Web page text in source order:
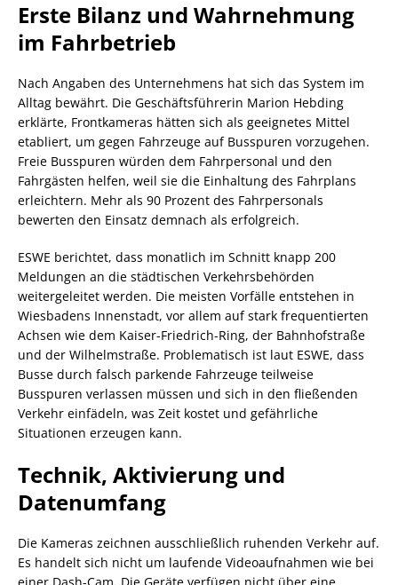
Erste Bilanz und Wahrnehmung
im Fahrbetrieb
Nach Angaben des Unternehmens hat sich das System im
Alltag bewährt. Die Geschäftsführerin Marion Hebding
erklärte, Frontkameras hätten sich als geeignetes Mittel
etabliert, um gegen Fahrzeuge auf Busspuren vorzugehen.
Freie Busspuren würden dem Fahrpersonal und den
Fahrgästen helfen, weil sie die Einhaltung des Fahrplans
erleichtern. Mehr als 90 Prozent des Fahrpersonals
bewerten den Einsatz demnach als erfolgreich.
ESWE berichtet, dass monatlich im Schnitt knapp 200
Meldungen an die städtischen Verkehrsbehörden
weitergeleitet werden. Die meisten Vorfälle entstehen in
Wiesbadens Innenstadt, vor allem auf stark frequentierten
Achsen wie dem Kaiser-Friedrich-Ring, der Bahnhofstraße
und der Wilhelmstraße. Problematisch ist laut ESWE, dass
Busse durch falsch parkende Fahrzeuge teilweise
Busspuren verlassen müssen und sich in den fließenden
Verkehr einfädeln, was Zeit kostet und gefährliche
Situationen erzeugen kann.
Technik, Aktivierung und
Datenumfang
Die Kameras zeichnen ausschließlich ruhenden Verkehr auf.
Es handelt sich nicht um laufende Videoaufnahmen wie bei
einer Dash-Cam. Die Geräte verfügen nicht über eine